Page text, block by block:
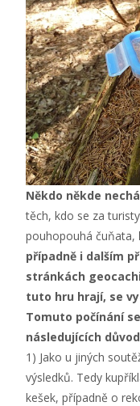
Někdo někde nechá
těch, kdo se za
pouhopouhá čuňata,
případně i dalším
stránkách
tuto hru hrají, se
Tomuto počínání
následujících
1) Jako u jiných
výsledků. Tedy
kešek, případně o